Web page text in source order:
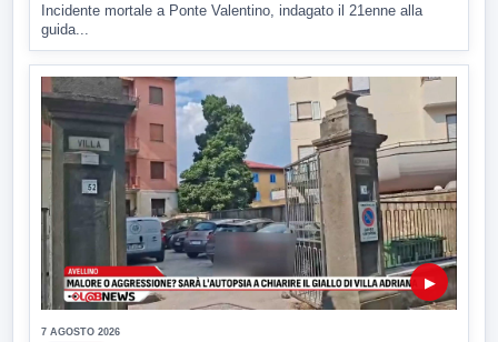
Incidente mortale a Ponte Valentino, indagato il 21enne alla
guida...
▶
7 AGOSTO 2026